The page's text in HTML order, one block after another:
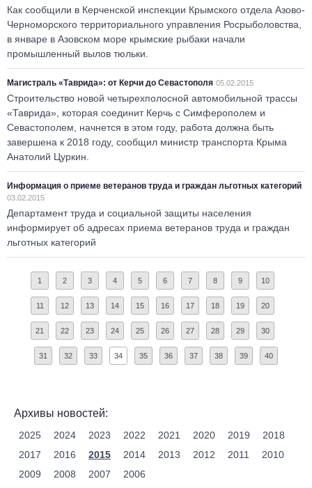
Как сообщили в Керченской инспекции Крымского отдела Азово-
Черноморского территориального управления Росрыболовства,
в январе в Азовском море крымские рыбаки начали
промышленный вылов тюльки.
Магистраль «Таврида»: от Керчи до Севастополя 05.02.2015
Строительство новой четырехполосной автомобильной трассы
«Таврида», которая соединит Керчь с Симферополем и
Севастополем, начнется в этом году, работа должна быть
завершена к 2018 году, сообщил министр транспорта Крыма
Анатолий Цуркин.
Информация о приеме ветеранов труда и граждан льготных категорий
03.02.2015
Департамент труда и социальной защиты населения
информирует об адресах приема ветеранов труда и граждан
льготных категорий
1 2 3 4 5 6 7 8 9 10
11 12 13 14 15 16 17 18 19 20
21 22 23 24 25 26 27 28 29 30
31 32 33 34 35 36 37 38 39 40
Архивы новостей:
2025 2024 2023 2022 2021 2020 2019
2018
2017
2016 2015 2014 2013 2012 2011
2010
2009
2008 2007 2006